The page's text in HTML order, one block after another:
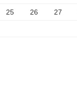
25 26 27